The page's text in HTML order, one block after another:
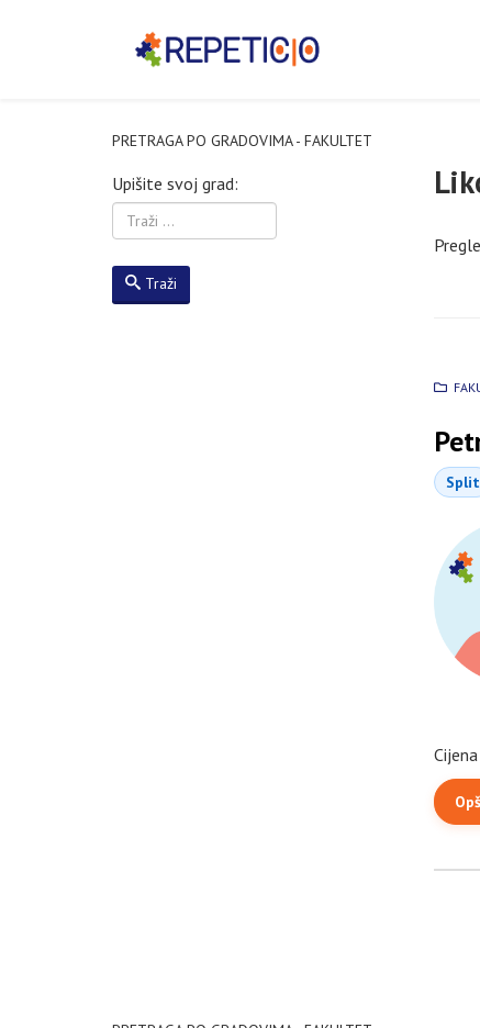
PRETRAGA PO GRADOVIMA - FAKULTET
Upišite svoj grad:
Traži
Split